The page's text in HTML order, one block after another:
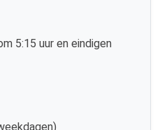
5:15 uur en eindigen